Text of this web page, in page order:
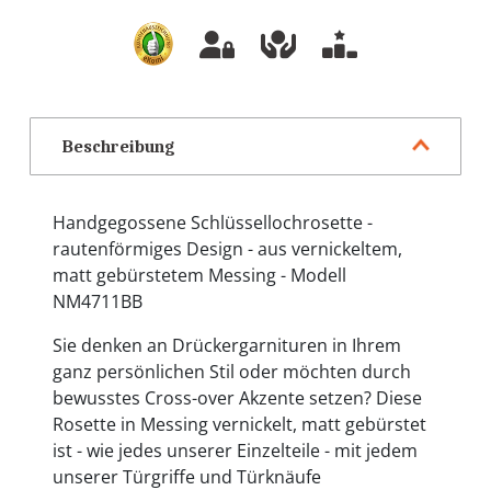
Beschreibung
Handgegossene Schlüssellochrosette -
rautenförmiges Design - aus vernickeltem,
matt gebürstetem Messing - Modell
NM4711BB
Sie denken an Drückergarnituren in Ihrem
ganz persönlichen Stil oder möchten durch
bewusstes Cross-over Akzente setzen? Diese
Rosette in Messing vernickelt, matt gebürstet
ist - wie jedes unserer Einzelteile - mit jedem
unserer Türgriffe und Türknäufe